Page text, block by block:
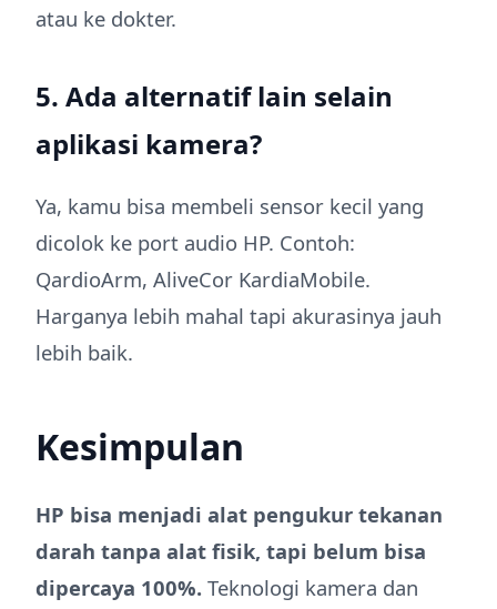
atau ke dokter.
5. Ada alternatif lain selain
aplikasi kamera?
Ya, kamu bisa membeli sensor kecil yang
dicolok ke port audio HP. Contoh:
QardioArm, AliveCor KardiaMobile.
Harganya lebih mahal tapi akurasinya jauh
lebih baik.
Kesimpulan
HP bisa menjadi alat pengukur tekanan
darah tanpa alat fisik, tapi belum bisa
dipercaya 100%. Teknologi kamera dan